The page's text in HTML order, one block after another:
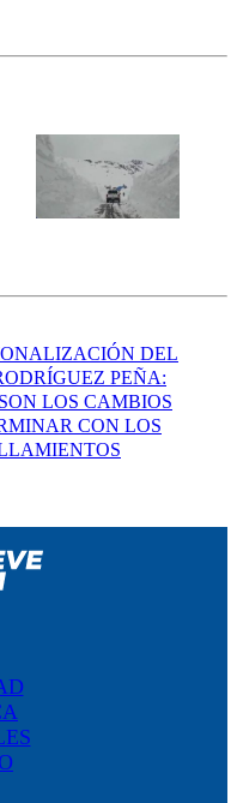
DEL
PEÑA:
LOS CAMBIOS
CON LOS